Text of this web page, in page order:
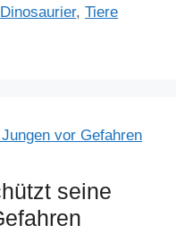
Dinosaurier,Tiere
seine